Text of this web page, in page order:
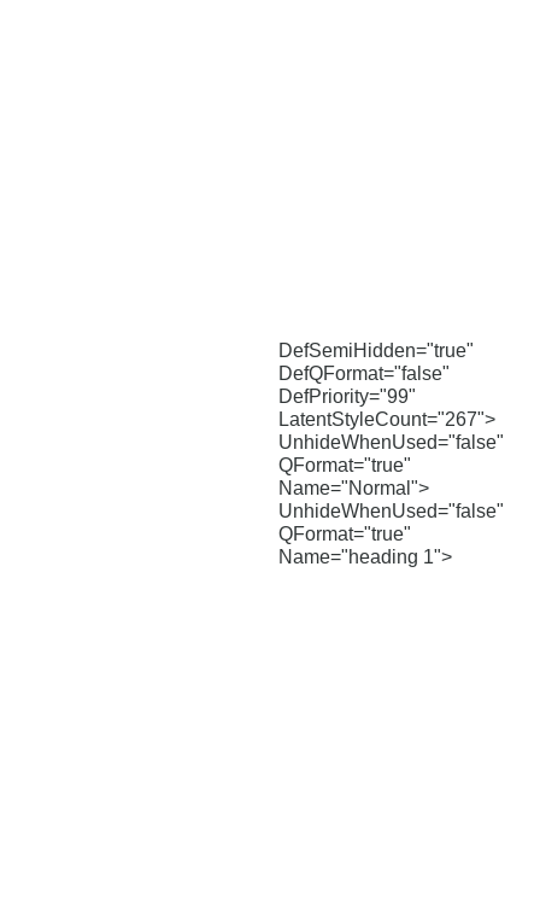
DefSemiHidden="true"
DefQFormat="false"
DefPriority="99"
LatentStyleCount="267">
UnhideWhenUsed="false"
QFormat="true"
Name="Normal">
UnhideWhenUsed="false"
QFormat="true"
Name="heading 1">